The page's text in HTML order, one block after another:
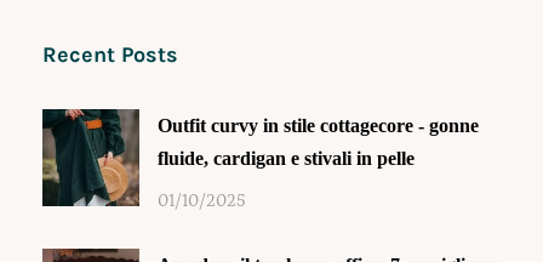
Recent Posts
Outfit curvy in stile cottagecore - gonne
fluide, cardigan e stivali in pelle
01/10/2025